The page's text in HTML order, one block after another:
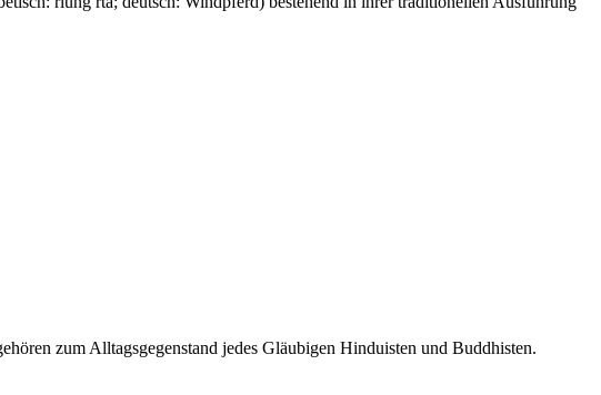
zum Alltagsgegenstand jedes Gläubigen Hinduisten und Buddhisten.